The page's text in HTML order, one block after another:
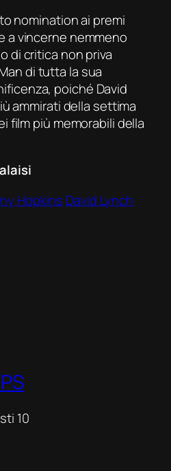
nomination ai premi
a vincerne nemmeno
di critica non priva
di tutta la sua
poiché David
ammirati della settima
film più memorabili della
Hopkins David Lynch
10